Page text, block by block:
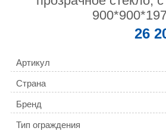
26
Артикул
Страна
Бренд
Тип ограждения